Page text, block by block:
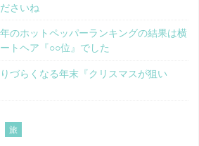
さいね
のホットペッパーランキングの結果は横
トヘア『○○位』でした
づらくなる年末『クリスマスが狙い
旅